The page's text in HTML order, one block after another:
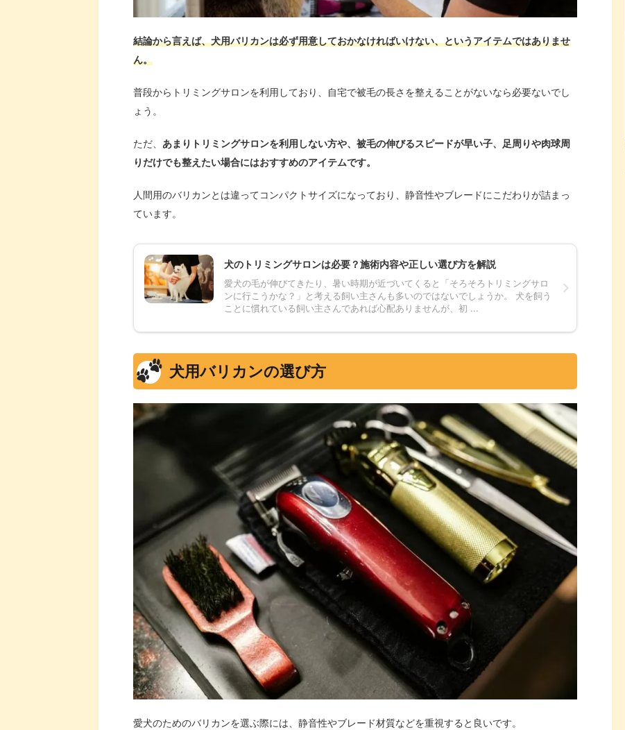
結論から言えば、犬用バリカンは必ず用意しておかなければいけない、というアイテムではありませ
ん。
普段からトリミングサロンを利用しており、自宅で被毛の長さを整えることがないなら必要ないでし
ょう。
ただ、 あまりトリミングサロンを利用しない方や、被毛の伸びるスピードが早い子、足周りや肉球周
りだけでも整えたい場合にはおすすめのアイテムです。
人間用のバリカンとは違ってコンパクトサイズになっており、静音性やブレードにこだわりが詰まっ
ています。
犬のトリミングサロンは必要？施術内容や正しい選び方を解説
愛犬の毛が伸びてきたり、暑い時期が近づいてくると「そろそろトリミングサロ
ンに行こうかな？」と考える飼い主さんも多いのではないでしょうか。 犬を飼う
ことに慣れている飼い主さんであれば心配ありませんが、初 ...
犬用バリカンの選び方
愛犬のためのバリカンを選ぶ際には、静音性やブレード材質などを重視すると良いです。